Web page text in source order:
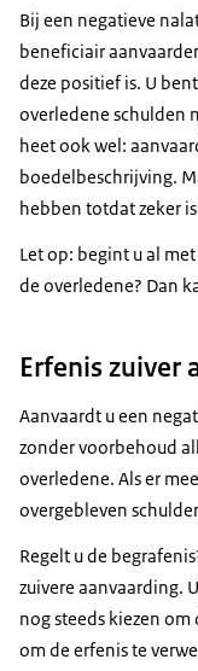
Bij een negatieve
beneficiair
deze positief is. U
overledene schulden
heet ook wel:
boedelbeschrijving.
hebben totdat zeker
Let op: begint u al
de overledene? Dan
Erfenis zuiver
Aanvaardt u een
zonder voorbehoud
overledene. Als er
overgebleven
Regelt u de
zuivere aanvaarding.
nog steeds kiezen
om de erfenis te